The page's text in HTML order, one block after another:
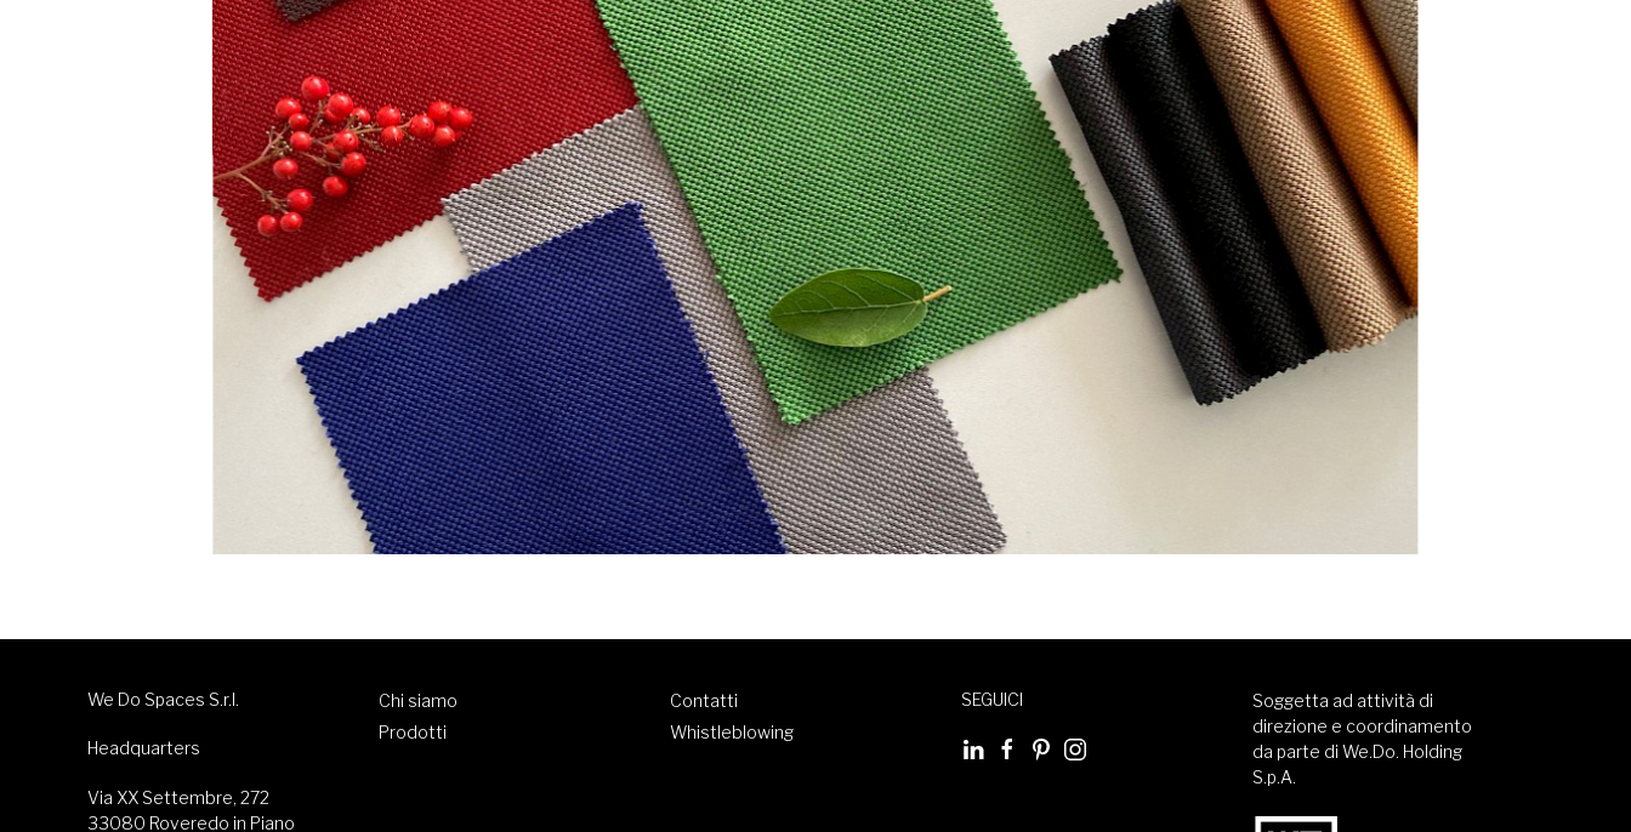
We Do Spaces S.r.l.
Headquarters
Via XX Settembre, 272
33080 Roveredo in Piano
Chi siamo
Prodotti
Contatti
Whistleblowing
SEGUICI
Soggetta ad attività di
direzione e coordinamento
da parte di We.Do. Holding
S.p.A.